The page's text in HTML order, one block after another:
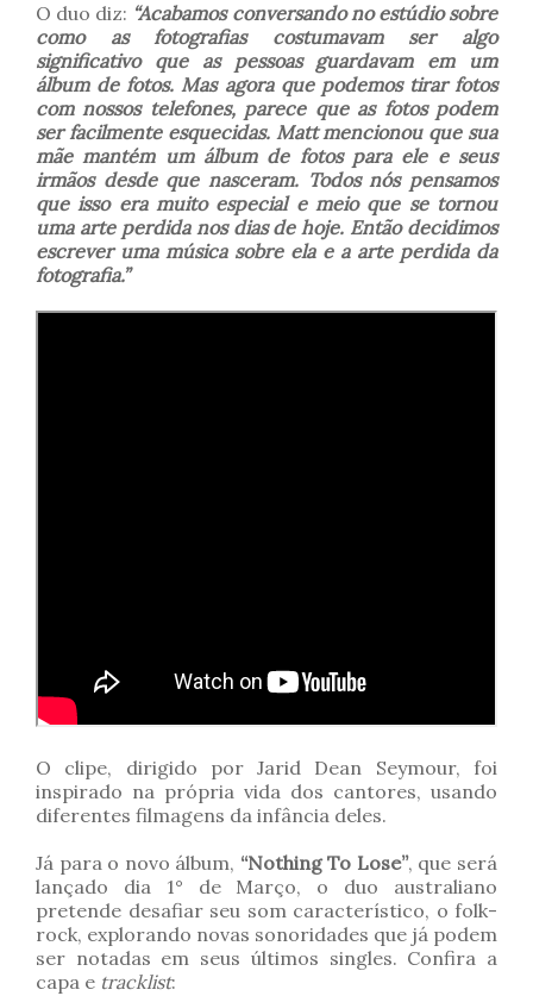
O duo diz: “Acabamos conversando no estúdio sobre
como as fotografias costumavam ser algo
significativo que as pessoas guardavam em um
álbum de fotos. Mas agora que podemos tirar fotos
com nossos telefones, parece que as fotos podem
ser facilmente esquecidas. Matt mencionou que sua
mãe mantém um álbum de fotos para ele e seus
irmãos desde que nasceram. Todos nós pensamos
que isso era muito especial e meio que se tornou
uma arte perdida nos dias de hoje. Então decidimos
escrever uma música sobre ela e a arte perdida da
fotografia.”
O clipe, dirigido por Jarid Dean Seymour, foi
inspirado na própria vida dos cantores, usando
diferentes filmagens da infância deles.
Já para o novo álbum, “Nothing To Lose”, que será
lançado dia 1° de Março, o duo australiano
pretende desafiar seu som característico, o folk-
rock, explorando novas sonoridades que já podem
ser notadas em seus últimos singles. Confira a
capa e tracklist: